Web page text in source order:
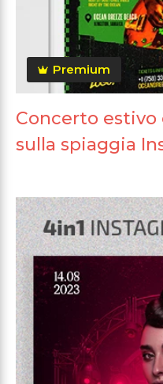
Premium
Concerto estivo
sulla spiaggia